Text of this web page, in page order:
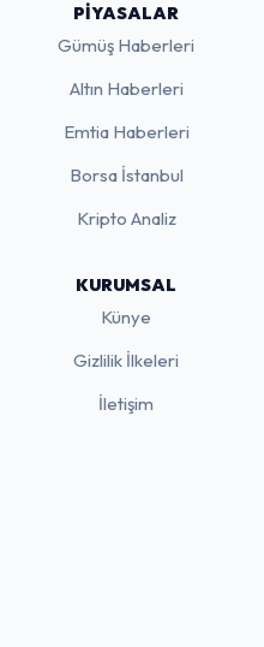
PIYASALAR
Gümüş Haberleri
Altın Haberleri
Emtia Haberleri
Borsa İstanbul
Kripto Analiz
KURUMSAL
Künye
Gizlilik İlkeleri
İletişim